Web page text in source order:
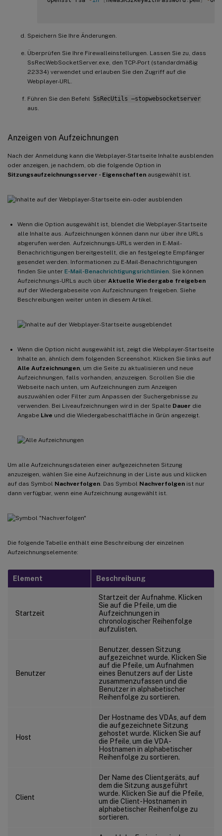
Speichern Sie Ihre Änderungen.
Überprüfen Sie Ihre Firewalleinstellungen. Lassen Sie zu, dass
SsRecWebSocketServer.exe, den TCP-Port (standardmäßig
22334) verwendet und erlauben Sie den Zugriff auf die
Webplayer-URL.
Führen Sie den Befehl
SsRecUtils –stopwebsocketserver
aus.
Anzeigen von Aufzeichnungen
Nach der Anmeldung kann die Webplayer-Startseite Inhalte ausblenden
oder anzeigen, je nachdem, ob die folgende Option in
Sitzungsaufzeichnungsserver - Eigenschaften ausgewählt ist.
Wenn die Option ausgewählt ist, blendet die Webplayer-Startseite
alle Inhalte aus. Aufzeichnungen können dann nur über ihre URLs
abgerufen werden. Aufzeichnungs-URLs werden in E-Mail-
Benachrichtigungen bereitgestellt, die an festgelegte Empfänger
gesendet werden. Informationen zu E-Mail-Benachrichtigungen
finden Sie unter E-Mail-Benachrichtigungsrichtlinien . Sie können
Aufzeichnungs-URLs auch über Aktuelle Wiedergabe freigeben
auf der Wiedergabeseite von Aufzeichnungen freigeben. Siehe
Beschreibungen weiter unten in diesem Artikel.
Wenn die Option nicht ausgewählt ist, zeigt die Webplayer-Startseite
Inhalte an, ähnlich dem folgenden Screenshot. Klicken Sie links auf
Alle Aufzeichnungen , um die Seite zu aktualisieren und neue
Aufzeichnungen, falls vorhanden, anzuzeigen. Scrollen Sie die
Webseite nach unten, um Aufzeichnungen zum Anzeigen
auszuwählen oder Filter zum Anpassen der Suchergebnisse zu
verwenden. Bei Liveaufzeichnungen wird in der Spalte Dauer die
Angabe Live und die Wiedergabeschaltfläche in Grün angezeigt.
Um alle Aufzeichnungsdateien einer aufgezeichneten Sitzung
anzuzeigen, wählen Sie eine Aufzeichnung in der Liste aus und klicken
auf das Symbol Nachverfolgen . Das Symbol Nachverfolgen ist nur
dann verfügbar, wenn eine Aufzeichnung ausgewählt ist.
Die folgende Tabelle enthält eine Beschreibung der einzelnen
Aufzeichnungselemente:
Element Beschreibung
Startzeit
Startzeit der Aufnahme. Klicken
Sie auf die Pfeile, um die
Aufzeichnungen in
chronologischer Reihenfolge
aufzulisten.
Benutzer
Benutzer, dessen Sitzung
aufgezeichnet wurde. Klicken Sie
auf die Pfeile, um Aufnahmen
eines Benutzers auf der Liste
zusammenzufassen und die
Benutzer in alphabetischer
Reihenfolge zu sortieren.
Host
Der Hostname des VDAs, auf dem
die aufgezeichnete Sitzung
gehostet wurde. Klicken Sie auf
die Pfeile, um die VDA-
Hostnamen in alphabetischer
Reihenfolge zu sortieren.
Client
Der Name des Clientgeräts, auf
dem die Sitzung ausgeführt
wurde. Klicken Sie auf die Pfeile,
um die Client-Hostnamen in
alphabetischer Reihenfolge zu
sortieren.